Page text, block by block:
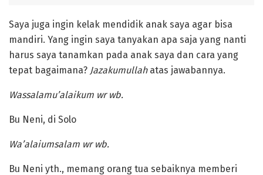
Saya juga ingin kelak mendidik anak saya agar bisa
mandiri. Yang ingin saya tanyakan apa saja yang nanti
harus saya tanamkan pada anak saya dan cara yang
tepat bagaimana? Jazakumullahatas jawabannya.
Wassalamu’alaikum wr wb.
Bu Neni, di Solo
Wa’alaiumsalam wr wb.
Bu Neni yth., memang orang tua sebaiknya memberi